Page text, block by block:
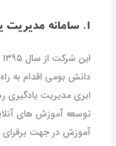
1. سامانه مدیریت یادگیری (LMS) رهپویان
دانش بومی اقدام به
ابری مدیریت یادگیری
توسعه آموزش های
آموزش در جهت برقرای